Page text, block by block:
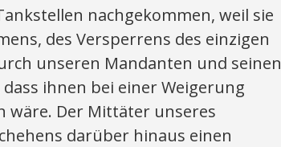
nachgekommen, weil sie
des Versperrens des einzigen
unseren Mandanten und seinen
ihnen bei einer Weigerung
wäre. Der Mittäter unseres
darüber hinaus einen